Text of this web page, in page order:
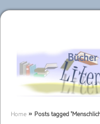
Bücher
Home » Posts tagged